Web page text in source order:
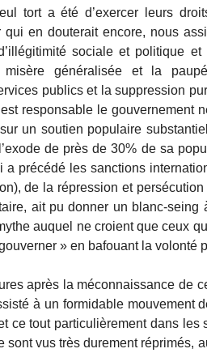
tort a été d’exercer leurs
qui en douterait encore, nous
sociale et politique
généralisée et la
publics et la suppression
responsable le gouvernement
un soutien populaire
de près de 30% de sa
a précédé les sanctions
de la répression et
ait pu donner un blanc-seing
auquel ne croient que ceux
» en bafouant la volonté
après la méconnaissance de
à un formidable mouvement
ce tout particulièrement dans
sont vus très durement réprimés,